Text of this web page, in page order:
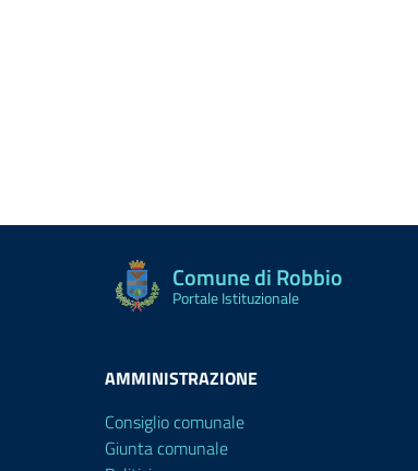
Comune di Robbio
Portale Istituzionale
AMMINISTRAZIONE
Consiglio comunale
Giunta comunale